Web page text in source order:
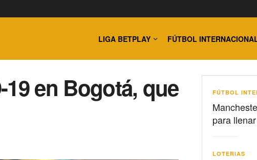
LIGA BETPLAY FÚTBOL
en Bogotá, que
FÚTBOL
para
LOTERIAS